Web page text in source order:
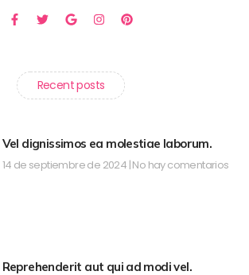
Recent posts
Vel dignissimos ea molestiae laborum.
14 de septiembre de 2024 No hay comentarios
Reprehenderit aut qui ad modi vel.